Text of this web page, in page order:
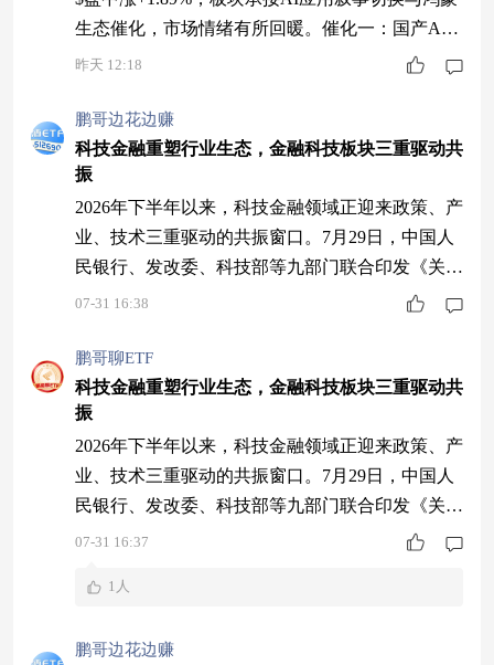
生态催化，市场情绪有所回暖。催化一：国产AI
叙事逻辑转向，企业级应用打开金融IT新空间据最
DeepSeek V4 Flash等在能力、速度、价格三维综合
指标上达到全球第一梯队水平，中美模型差距正处
于缩近小周期。市场此前担心软件公司被AI颠
覆，但企
昨天 12:18
鹏哥边花边赚
科技金融重塑行业生态，金融科技板块三重驱动共
振
2026年下半年以来，科技金融领域正迎来政策、产
业、技术三重驱动的共振窗口。7月29日，中国人
民银行、发改委、科技部等九部门联合印发《关于
加强科技金融领域数据开发利用的通知》，首次以
设，为金融IT行业打开新的需求空间。与此同时，
证券行业在资本市场"1+N"政策体系推动下，加速
从传统通道中介向覆盖"投融管退"全生命周期的产
业资本综合服务商跃升，直接拉动核心交
07-31 16:38
鹏哥聊ETF
科技金融重塑行业生态，金融科技板块三重驱动共
振
2026年下半年以来，科技金融领域正迎来政策、产
业、技术三重驱动的共振窗口。7月29日，中国人
民银行、发改委、科技部等九部门联合印发《关于
加强科技金融领域数据开发利用的通知》，首次以
设，为金融IT行业打开新的需求空间。与此同时，
从传统通道中介向覆盖"投融管退"全生命周期的产
07-31 16:37
1人
鹏哥边花边赚